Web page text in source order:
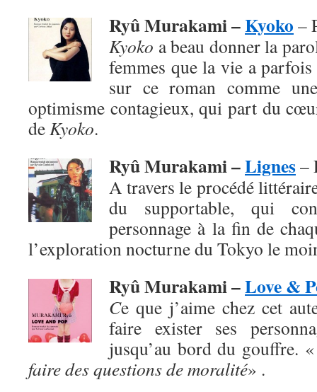
Ryû Murakami –Kyoko –
Kyoko a beau donner la
femmes que la vie a
sur ce roman comme
optimisme contagieux, qui part du
deKyoko.
Ryû Murakami –Lignes–
A travers le procédé
du supportable, qui
personnage à la fin de
l’exploration nocturne du Tokyo le
Ryû Murakami –Love &
Ce que j’aime chez cet
faire exister ses
jusqu’au bord du gouffre.
faire des questions de moralité» .